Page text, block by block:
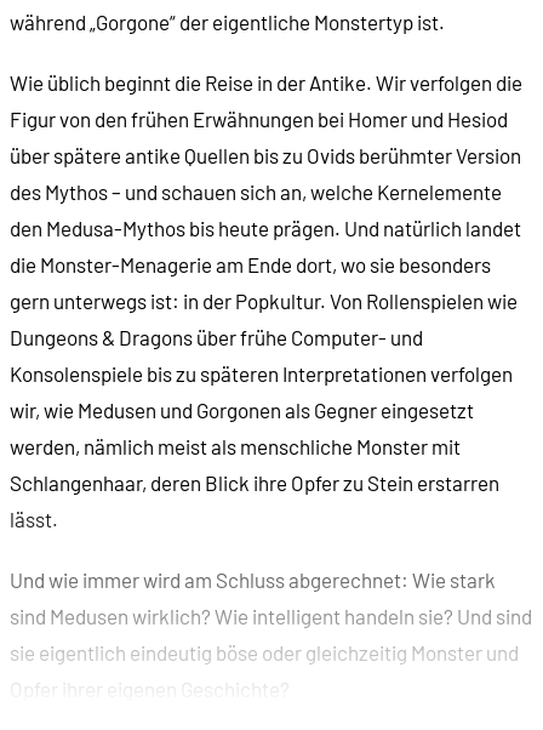
während „Gorgone“ der eigentliche Monstertyp ist.
Wie üblich beginnt die Reise in der Antike. Wir verfolgen die
Figur von den frühen Erwähnungen bei Homer und Hesiod
über spätere antike Quellen bis zu Ovids berühmter Version
des Mythos – und schauen sich an, welche Kernelemente
den Medusa-Mythos bis heute prägen. Und natürlich landet
die Monster-Menagerie am Ende dort, wo sie besonders
gern unterwegs ist: in der Popkultur. Von Rollenspielen wie
Dungeons & Dragons über frühe Computer- und
Konsolenspiele bis zu späteren Interpretationen verfolgen
wir, wie Medusen und Gorgonen als Gegner eingesetzt
werden, nämlich meist als menschliche Monster mit
Schlangenhaar, deren Blick ihre Opfer zu Stein erstarren
lässt.
Und wie immer wird am Schluss abgerechnet: Wie stark
sind Medusen wirklich? Wie intelligent handeln sie? Und sind
sie eigentlich eindeutig böse oder gleichzeitig Monster und
Opfer ihrer eigenen Geschichte?